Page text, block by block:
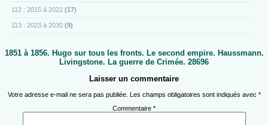
112 : 2015 à 2022 (17)
113 : 2023 à 2030 (9)
1851 à 1856. Hugo sur tous les fronts. Le second empire. Haussmann.
Livingstone. La guerre de Crimée. 28696
Laisser un commentaire
Votre adresse e-mail ne sera pas publiée. Les champs obligatoires sont indiqués avec *
Commentaire *